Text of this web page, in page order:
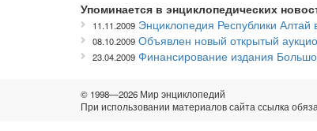
Упоминается в энциклопедических
11.11.2009 Энциклопедия Республики Алтай
08.10.2009 Объявлен новый открытый
23.04.2009 Финансирование издания
© 1998—2026 Мир энциклопедий
При использовании материалов сайта ссылка